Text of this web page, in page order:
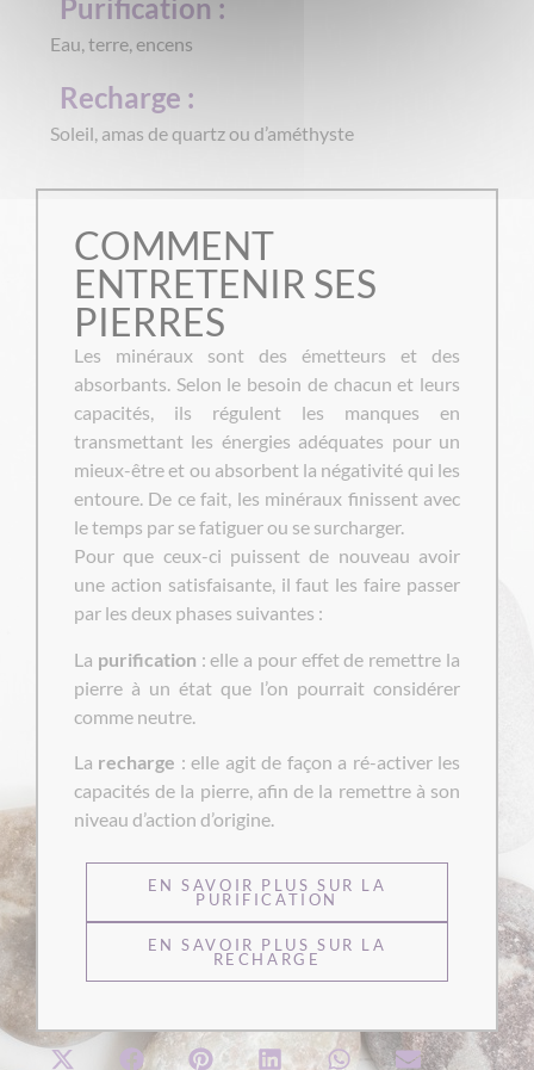
Purification :
Eau, terre, encens
Recharge :
Soleil, amas de quartz ou d’améthyste
COMMENT
ENTRETENIR SES
PIERRES
Les minéraux sont des émetteurs et des
absorbants. Selon le besoin de chacun et leurs
capacités, ils régulent les manques en
transmettant les énergies adéquates pour un
mieux-être et ou absorbent la négativité qui les
entoure. De ce fait, les minéraux finissent avec
le temps par se fatiguer ou se surcharger.
Pour que ceux-ci puissent de nouveau avoir
une action satisfaisante, il faut les faire passer
par les deux phases suivantes :
La purification : elle a pour effet de remettre la
pierre à un état que l’on pourrait considérer
comme neutre.
La recharge : elle agit de façon a ré-activer les
capacités de la pierre, afin de la remettre à son
niveau d’action d’origine.
EN SAVOIR PLUS SUR LA
PURIFICATION
EN SAVOIR PLUS SUR LA
RECHARGE